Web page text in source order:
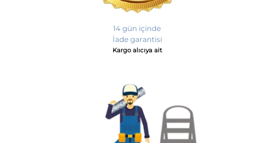
14 gün içinde
İade garantisi
Kargo alıcıya ait